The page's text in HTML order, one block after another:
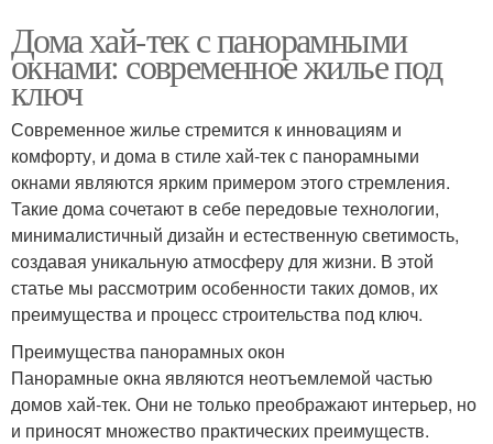
Дома хай-тек с панорамными
окнами: современное жилье под
ключ
Современное жилье стремится к инновациям и
комфорту, и дома в стиле хай-тек с панорамными
окнами являются ярким примером этого стремления.
Такие дома сочетают в себе передовые технологии,
минималистичный дизайн и естественную светимость,
создавая уникальную атмосферу для жизни. В этой
статье мы рассмотрим особенности таких домов, их
преимущества и процесс строительства под ключ.
Преимущества панорамных окон
Панорамные окна являются неотъемлемой частью
домов хай-тек. Они не только преображают интерьер, но
и приносят множество практических преимуществ.